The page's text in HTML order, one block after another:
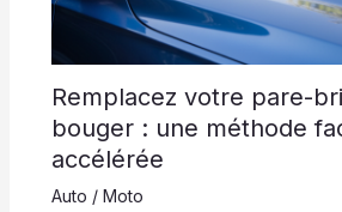
Remplacez votre pare-
bouger : une méthode
accélérée
Auto / Moto